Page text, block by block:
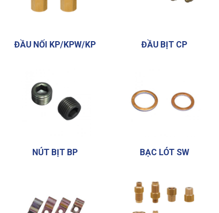
ĐẦU NỐI KP/KPW/KP ĐẦU BỊT CP
NÚT BỊT BP BẠC LÓT SW